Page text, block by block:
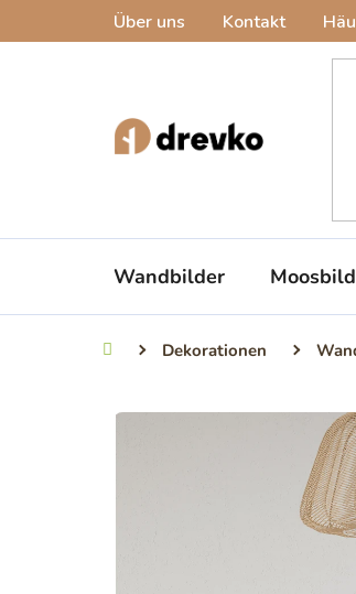
Über uns Kontakt
Wandbilder
StartseiteDekorationen